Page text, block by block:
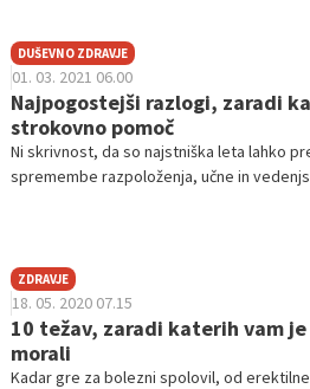
DUŠEVNO ZDRAVJE
01. 03. 2021 06.00
Najpogostejši razlogi, zaradi
strokovno pomoč
Ni skrivnost, da so najstniška leta lahko
spremembe razpoloženja, učne in
ZDRAVJE
18. 05. 2020 07.15
10 težav, zaradi katerih vam
morali
Kadar gre za bolezni spolovil, od